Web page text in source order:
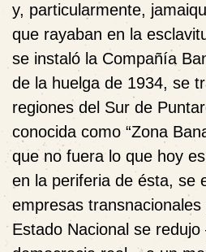
y, particularmente,
que rayaban en la
se instaló la Compañía
de la huelga de 1934, se
regiones del Sur de
conocida como “Zona
que no fuera lo que hoy
en la periferia de ésta, se
empresas transnacionales
Estado Nacional se